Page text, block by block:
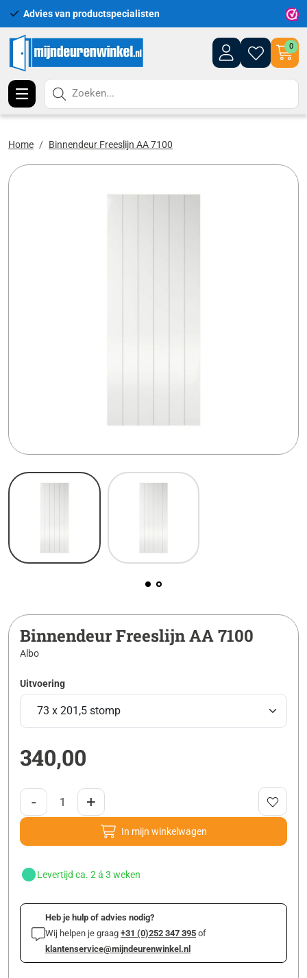
Advies van productspecialisten
0
Zoeken...
Home Binnendeur Freeslijn AA 7100
Binnendeur Freeslijn AA 7100
Albo
Uitvoering
340,00
- +
In mijn winkelwagen
Levertijd ca. 2 á 3 weken
Heb je hulp of advies nodig?
Wij helpen je graag +31 (0)252 347 395 of
klantenservice@mijndeurenwinkel.nl